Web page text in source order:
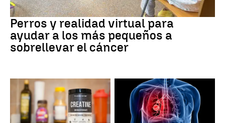
Galicia
Perros y realidad virtual para
ayudar a los más pequeños a
sobrellevar el cáncer